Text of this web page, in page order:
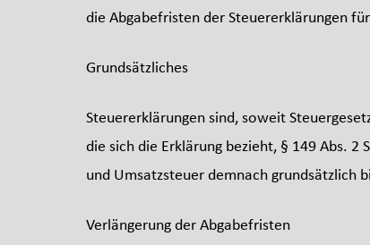
die Abgabefristen der Steuererklärungen
Grundsätzliches
Steuererklärungen sind, soweit
die sich die Erklärung bezieht, § 149 Abs.
und Umsatzsteuer demnach grundsätzlich
Verlängerung der Abgabefristen